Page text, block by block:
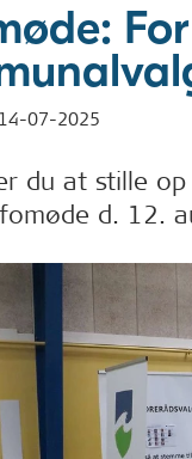
14-07-2025
du at stille
d. 12.